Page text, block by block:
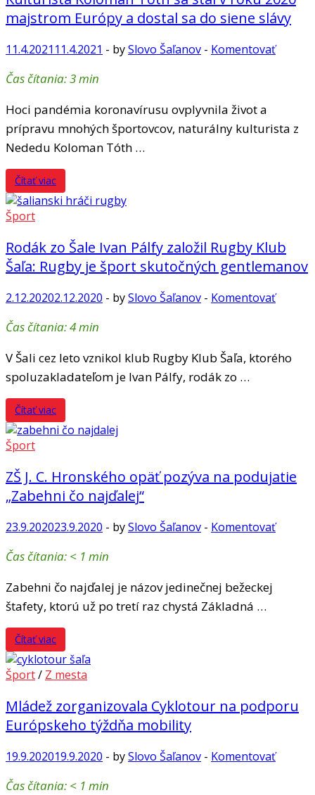
majstrom Európy a dostal sa do siene slávy
11.4.2021 11.4.2021 - bySlovo Šaľanov - Komentovať
Čas čítania:3min
Hoci pandémia koronavírusu ovplyvnila život a
prípravu mnohých športovcov, naturálny kulturista z
Nededu Koloman Tóth …
Čítať viac
Šport
Rodák zo Šale Ivan Pálfy založil Rugby Klub
Šaľa: Rugby je šport skutočných gentlemanov
2.12.20202.12.2020 - bySlovo Šaľanov - Komentovať
Čas čítania:4min
V Šali cez leto vznikol klub Rugby Klub Šaľa, ktorého
spoluzakladateľom je Ivan Pálfy, rodák zo …
Čítať viac
Šport
ZŠ J. C. Hronského opäť pozýva na podujatie
„Zabehni čo najďalej“
23.9.202023.9.2020 - bySlovo Šaľanov - Komentovať
Čas čítania: < 1 min
Zabehni čo najďalej je názov jedinečnej bežeckej
štafety, ktorú už po tretí raz chystá Základná …
Čítať viac
Šport/ Z mesta
Mládež zorganizovala Cyklotour na podporu
Európskeho týždňa mobility
19.9.202019.9.2020 - bySlovo Šaľanov - Komentovať
Čas čítania: < 1 min